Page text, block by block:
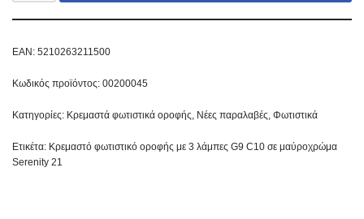
EAN: 5210263211500
Κωδικός προϊόντος: 00200045
Κατηγορίες: Κρεμαστά φωτιστικά οροφής, Νέες παραλαβές, Φωτιστικά
Ετικέτα: Κρεμαστό φωτιστικό οροφής με 3 λάμπες G9 C10 σε μαύροχρώμα
Serenity 21